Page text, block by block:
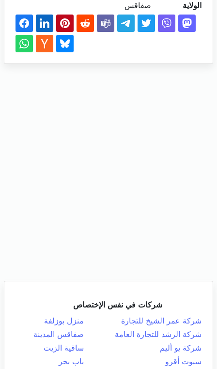
الولاية
صفاقس
شركات في نفس الإختصاص
شركة عمر الشيخ للتجارة
منزل بوزلفة
شركة الرشد للتجارة العامة
صفاقس المدينة
شركة يو أليم
ساقية الزيت
سبوت أقرو
باب بحر